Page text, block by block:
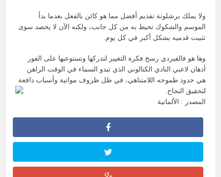
ولا يملك برشلونة تقديم أفضل مما هو كائن بالفعل بعدما بدأ
الموسم والشكوك تحيط به من كل جانب، ولكنه الآن لا يحصد سوى
تثبيت قدميه بشكل أكبر في كل يوم.
وها هو فالفيردي رسخ فكرة التغيير لتدركها وتستوعبها على الفور
أذهان لاعبي النادي الكتالوني الذي تبدو السماء في الوقت الراهن
هي حدود طموحه اللامتناهي، في ظل ظروف مواتية وأسباب دافعة
لتحقيق النجاح.
المصدر : الألمانية